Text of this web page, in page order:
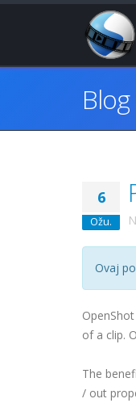
Blog
6
Ožu.
Ovaj
of a clip.
The
/ out